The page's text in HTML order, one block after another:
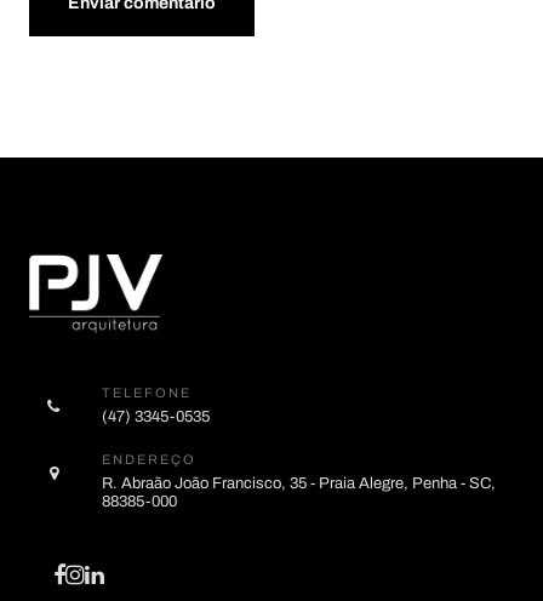
TELEFONE
(47) 3345-0535
ENDEREÇO
R. Abraão João Francisco, 35 - Praia Alegre, Penha - SC,
88385-000